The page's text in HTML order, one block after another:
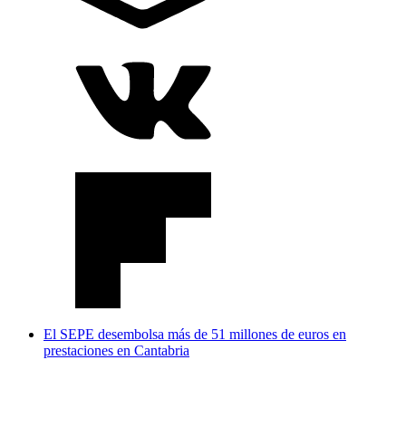
El SEPE desembolsa más de 51 millones de euros en
prestaciones en Cantabria